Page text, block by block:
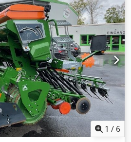
1 / 6